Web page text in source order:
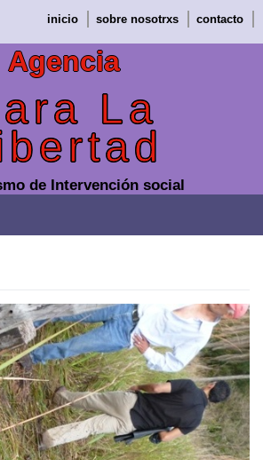
inicio sobre nosotrxs contacto
Agencia
La
de Intervención social